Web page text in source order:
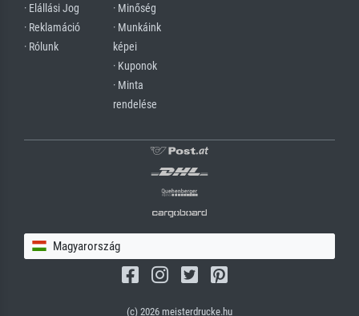
· Elállási Jog
· Reklamáció
· Rólunk
· Minőség
· Munkáink
képei
· Kuponok
· Minta
rendelése
Magyarország
(c) 2026 meisterdrucke.hu